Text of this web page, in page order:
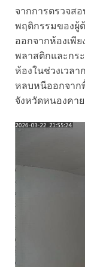
จากการตรวจส
พฤติกรรมของผู้
ออกจากห้องเพี
พลาสติกและกร
ห้องในช่วงเวล
หลบหนีออกจาก
จังหวัดหนองคา